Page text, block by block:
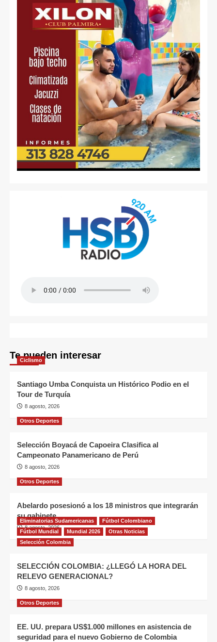
Te pueden interesar
Ciclismo
Santiago Umba Conquista un Histórico Podio en el
Tour de Turquía
8 agosto, 2026
Otros Deportes
Selección Boyacá de Capoeira Clasifica al
Campeonato Panamericano de Perú
8 agosto, 2026
Otros Deportes
Abelardo posesionó a los 18 ministros que integrarán
su gabinete
8 agosto, 2026
Eliminatorias Sudamericanas
Fútbol Colombiano
Fútbol Mundial
Mundial 2026
Otras Noticias
Selección Colombia
SELECCIÓN COLOMBIA: ¿LLEGÓ LA HORA DEL
RELEVO GENERACIONAL?
8 agosto, 2026
Otros Deportes
EE. UU. prepara US$1.000 millones en asistencia de
seguridad para el nuevo Gobierno de Colombia